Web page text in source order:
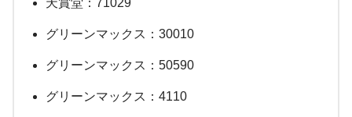
グリーンマックス：30010
グリーンマックス：50590
グリーンマックス：4110